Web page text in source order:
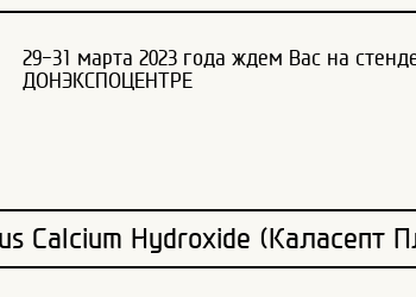
29-31 марта 2023 года ждем Вас на
ДОНЭКСПОЦЕНТРЕ
Calcium Hydroxide (Каласепт